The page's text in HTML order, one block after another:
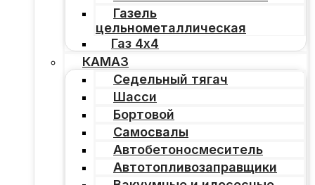
Газель
цельнометаллическая
Газ 4х4
КАМАЗ
Седельный тягач
Шасси
Бортовой
Самосвалы
Автобетоносмеситель
Автотопливозаправщики